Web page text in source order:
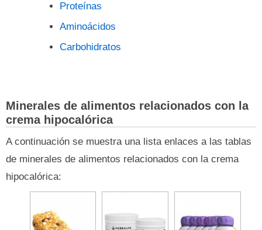
Proteínas
Aminoácidos
Carbohidratos
Minerales de alimentos relacionados con la
crema hipocalórica
A continuación se muestra una lista enlaces a las tablas
de minerales de alimentos relacionados con la crema
hipocalórica: